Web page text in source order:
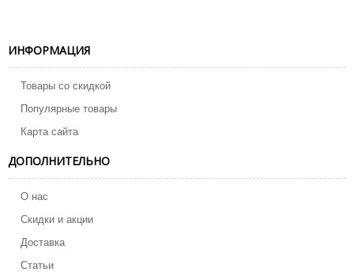
ИНФОРМАЦИЯ
Товары со скидкой
Популярные товары
Карта сайта
ДОПОЛНИТЕЛЬНО
О нас
Скидки и акции
Доставка
Статьи